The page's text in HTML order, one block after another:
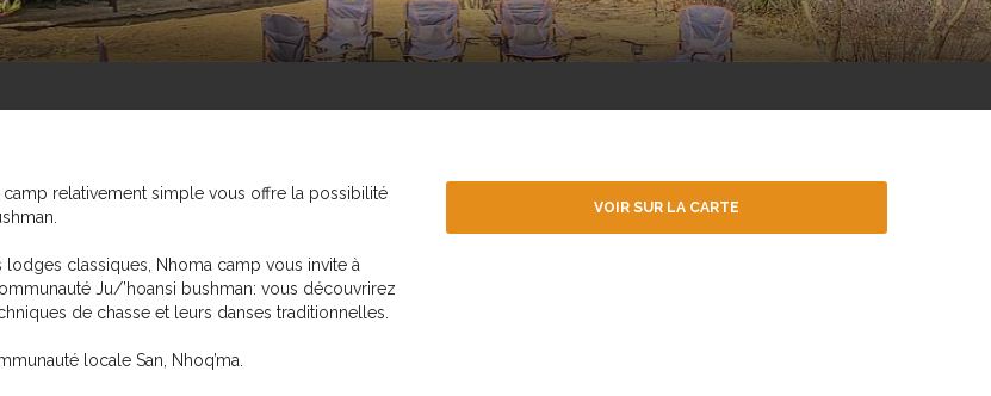
relativement simple vous offre la possibilité
lodges classiques, Nhoma camp vous invite à
Ju/’hoansi bushman: vous découvrirez
de chasse et leurs danses traditionnelles.
locale San, Nhoq’ma.
VOIR SUR LA CARTE